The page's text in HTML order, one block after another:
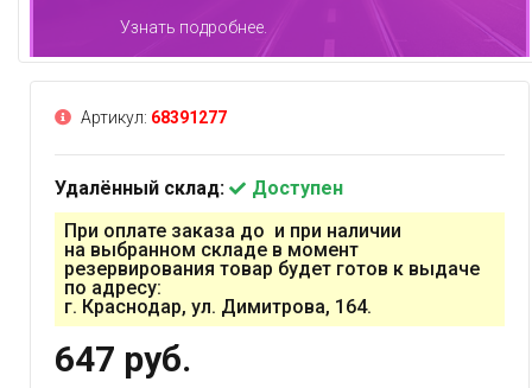
Узнать подробнее.
Артикул: 68391277
Удалённый склад:
Доступен
При оплате заказа до и при наличии
на выбранном складе в момент
резервирования товар будет готов к выдаче
по адресу:
г. Краснодар, ул. Димитрова, 164.
647 руб.